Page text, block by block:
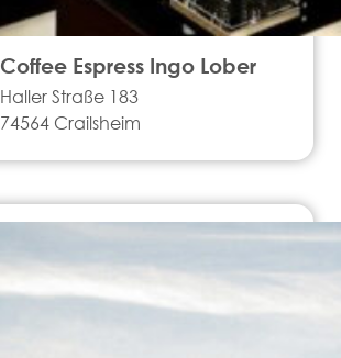
Coffee Espress Ingo Lober
Haller Straße 183
74564 Crailsheim